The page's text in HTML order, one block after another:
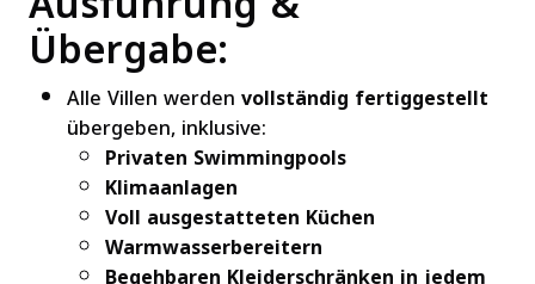
Übergabe:
Alle Villen werdenvollständig fertiggestellt
übergeben, inklusive:
Privaten Swimmingpools
Klimaanlagen
Voll ausgestatteten Küchen
Warmwasserbereitern